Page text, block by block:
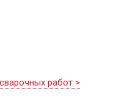
работ >